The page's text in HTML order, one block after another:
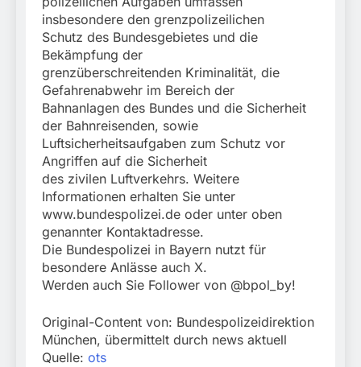
insbesondere den grenzpolizeilichen
Schutz des Bundesgebietes und die
Bekämpfung der
grenzüberschreitenden Kriminalität, die
Gefahrenabwehr im Bereich der
Bahnanlagen des Bundes und die Sicherheit
der Bahnreisenden, sowie
Luftsicherheitsaufgaben zum Schutz vor
Angriffen auf die Sicherheit
des zivilen Luftverkehrs. Weitere
Informationen erhalten Sie unter
www.bundespolizei.de oder unter oben
genannter Kontaktadresse.
Die Bundespolizei in Bayern nutzt für
besondere Anlässe auch X.
Werden auch Sie Follower von @bpol_by!
Original-Content von: Bundespolizeidirektion
München, übermittelt durch news aktuell
Quelle: ots